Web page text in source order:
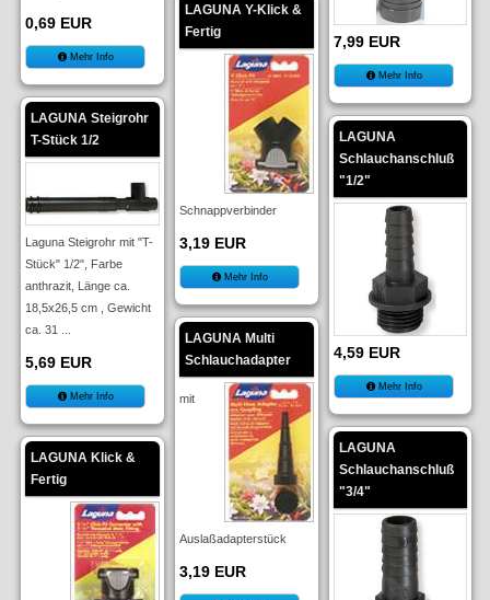
0,69 EUR
Mehr Info
LAGUNA Steigrohr
T-Stück 1/2
Laguna Steigrohr mit "T-
Stück" 1/2", Farbe
anthrazit, Länge ca.
18,5x26,5 cm , Gewicht
ca. 31 ...
5,69 EUR
Mehr Info
LAGUNA Klick &
Fertig
LAGUNA Y-Klick &
Fertig
Schnappverbinder
3,19 EUR
Mehr Info
LAGUNA Multi
Schlauchadapter
mit
Auslaßadapterstück
3,19 EUR
7,99 EUR
Mehr Info
LAGUNA
Schlauchanschluß
"1/2"
4,59 EUR
Mehr Info
LAGUNA
Schlauchanschluß
"3/4"